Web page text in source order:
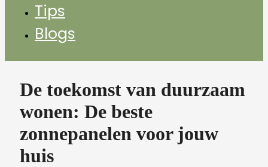
Tips
Blogs
De toekomst van duurzaam
wonen: De beste
zonnepanelen voor jouw
huis